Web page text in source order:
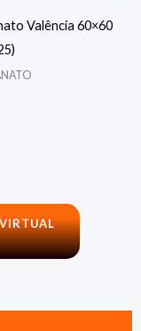
Valência 60×60